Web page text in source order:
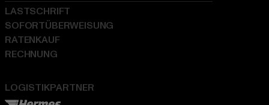
LOGISTIKPARTNER
LASTSCHRIFT
SOFORTÜBERWEISUNG
RATENKAUF
RECHNUNG